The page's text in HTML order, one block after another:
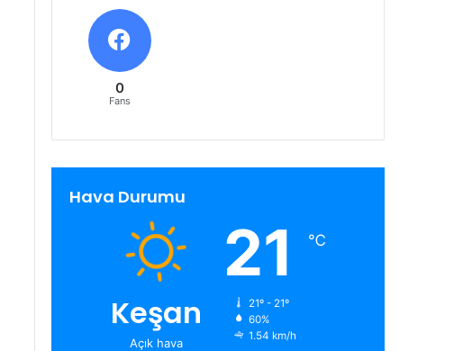
0
Fans
Hava Durumu
Keşan
Açık hava
21 ℃
21º - 21º
60%
1.54 km/h